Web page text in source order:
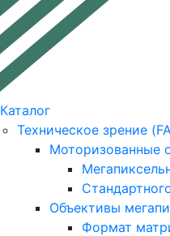
Каталог
Техническое зрение
Моторизованные
Объективы
Формат